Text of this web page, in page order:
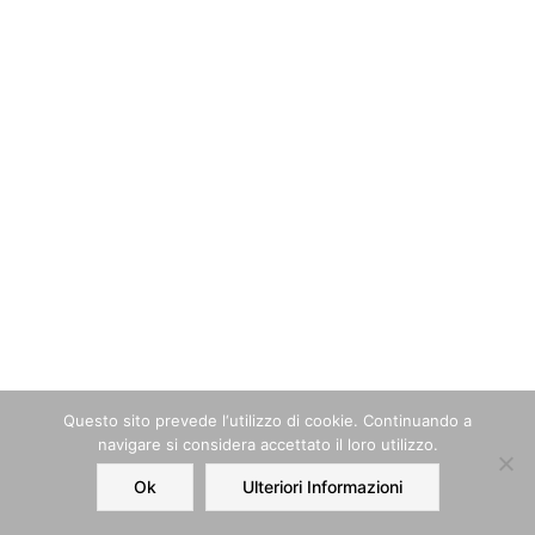
Home Order Account
Questo sito prevede l‘utilizzo di cookie. Continuando a
navigare si considera accettato il loro utilizzo.
Ok Ulteriori Informazioni